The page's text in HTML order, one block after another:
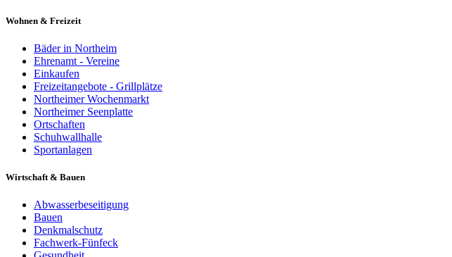
Wohnen & Freizeit
Bäder in Northeim
Ehrenamt - Vereine
Einkaufen
Freizeitangebote - Grillplätze
Northeimer Wochenmarkt
Northeimer Seenplatte
Ortschaften
Schuhwallhalle
Sportanlagen
Wirtschaft & Bauen
Abwasserbeseitigung
Bauen
Denkmalschutz
Fachwerk-Fünfeck